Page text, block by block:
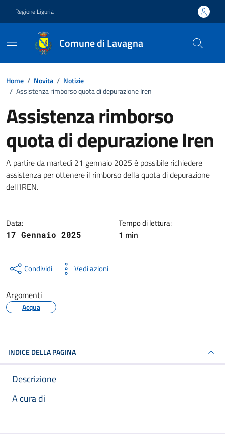
Regione Liguria
Comune di Lavagna
Home / Novita / Notizie
/ Assistenza rimborso quota di depurazione Iren
Assistenza rimborso
quota di depurazione Iren
Notizia
A partire da martedì 21 gennaio 2025 è possibile richiedere
assistenza per ottenere il rimborso della quota di depurazione
dell'IREN.
Data:
17 Gennaio 2025
Tempo di lettura:
1 min
Condividi Vedi azioni
Argomenti
Acqua
INDICE DELLA PAGINA
Descrizione
A cura di